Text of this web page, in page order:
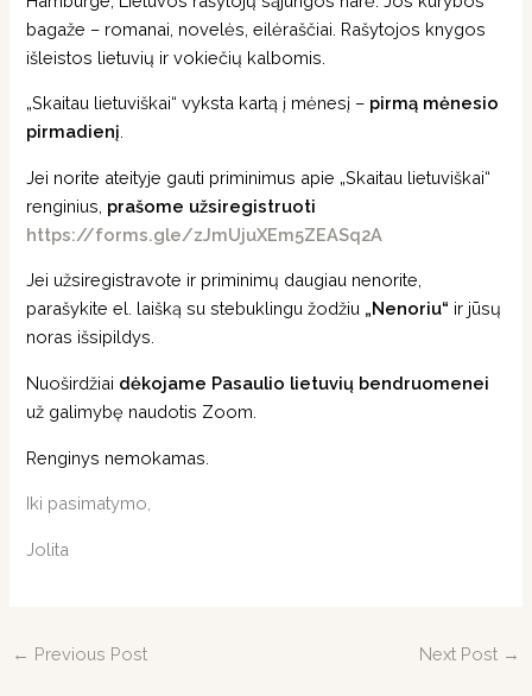
bagaže – romanai, novelės, eilėraščiai. Rašytojos knygos
išleistos lietuvių ir vokiečių kalbomis.
„Skaitau lietuviškai“ vyksta kartą į mėnesį – pirmą mėnesio
pirmadienį
Jei norite ateityje gauti priminimus apie „Skaitau lietuviškai“
renginius, prašome užsiregistruoti
https://forms.gle/zJmUjuXEm5ZEASq2A
Jei užsiregistravote ir priminimų daugiau nenorite,
parašykite el. laišką su stebuklingu žodžiu „Nenoriu“ ir jūsų
noras išsipildys.
Nuoširdžiai dėkojame Pasaulio lietuvių bendruomenei
už galimybę naudotis Zoom.
Renginys nemokamas.
Iki pasimatymo,
Jolita
← Previous Post Next Post →